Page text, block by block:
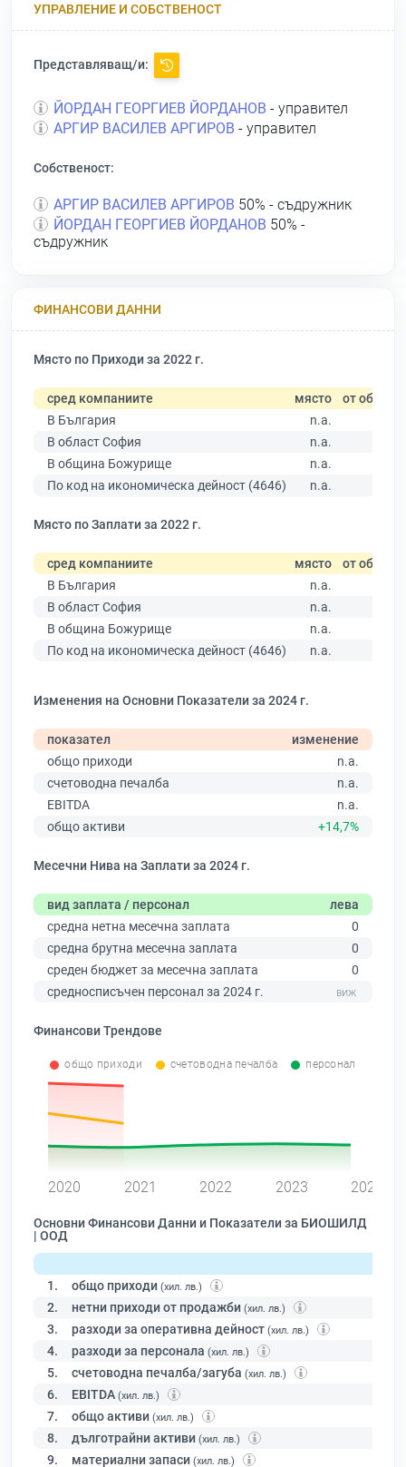
УПРАВЛЕНИЕ И СОБСТВЕНОСТ
Представляващ/и:
ЙОРДАН ГЕОРГИЕВ ЙОРДАНОВ - управител
АРГИР ВАСИЛЕВ АРГИРОВ - управител
Собственост:
АРГИР ВАСИЛЕВ АРГИРОВ 50% - съдружник
ЙОРДАН ГЕОРГИЕВ ЙОРДАНОВ 50% -
съдружник
ФИНАНСОВИ ДАННИ
Място по Приходи за 2022 г.
сред компаниите място от общо
В България
n.a.
В област София
n.a.
В община Божурище
n.a.
По код на икономическа дейност (4646)
n.a.
Място по Заплати за 2022 г.
сред компаниите място от общо
В България
n.a.
В област София
n.a.
В община Божурище
n.a.
По код на икономическа дейност (4646)
n.a.
Изменения на Основни Показатели за 2024 г.
показател
изменение
общо приходи
n.a.
счетоводна печалба
n.a.
EBITDA
n.a.
общо активи
+14,7%
Месечни Нива на Заплати за 2024 г.
вид заплата / персонал
лева
средна нетна месечна заплата
0
средна брутна месечна заплата
0
среден бюджет за месечна заплата
0
средносписъчен персонал за 2024 г.
Финансови Трендове
общо приходи счетоводна печалба персонал
2020 2021 2022 2023 2024
Основни Финансови Данни и Показатели за БИОШИЛД
| ООД
1. общо приходи (хил. лв.)
2. нетни приходи от продажби (хил. лв.)
3. разходи за оперативна дейност (хил. лв.)
4. разходи за персонала (хил. лв.)
5. счетоводна печалба/загуба (хил. лв.)
6. EBITDA (хил. лв.)
7. общо активи (хил. лв.)
8. дълготрайни активи (хил. лв.)
9. материални запаси (хил. лв.)